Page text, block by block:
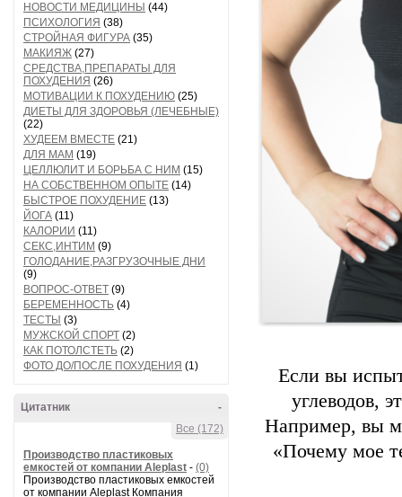
НОВОСТИ МЕДИЦИНЫ (44)
ПСИХОЛОГИЯ (38)
СТРОЙНАЯ ФИГУРА (35)
МАКИЯЖ (27)
СРЕДСТВА,ПРЕПАРАТЫ ДЛЯ
ПОХУДЕНИЯ (26)
МОТИВАЦИИ К ПОХУДЕНИЮ (25)
ДИЕТЫ ДЛЯ ЗДОРОВЬЯ (ЛЕЧЕБНЫЕ)
(22)
ХУДЕЕМ ВМЕСТЕ (21)
ДЛЯ МАМ (19)
ЦЕЛЛЮЛИТ И БОРЬБА С НИМ (15)
НА СОБСТВЕННОМ ОПЫТЕ (14)
БЫСТРОЕ ПОХУДЕНИЕ (13)
ЙОГА (11)
КАЛОРИИ (11)
СЕКС,ИНТИМ (9)
ГОЛОДАНИЕ,РАЗГРУЗОЧНЫЕ ДНИ
(9)
ВОПРОС-ОТВЕТ (9)
БЕРЕМЕННОСТЬ (4)
ТЕСТЫ (3)
МУЖСКОЙ СПОРТ (2)
КАК ПОТОЛСТЕТЬ (2)
ФОТО ДО/ПОСЛЕ ПОХУДЕНИЯ (1)
-
Цитатник
Все (172)
Производство пластиковых
емкостей от компании Aleplast - (0)
Производство пластиковых емкостей
от компании Aleplast Компания
Если вы
углеводов,
Например, вы
«Почему мое